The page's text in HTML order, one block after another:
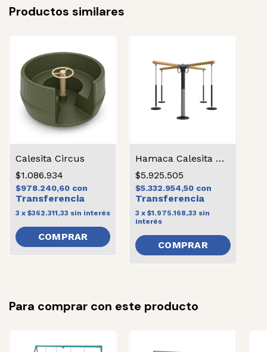
Productos similares
Calesita Circus
$1.086.934
$978.240,60 con
3 x $362.311,33 sin interés
COMPRAR
Hamaca Calesita 4 asientos
$5.925.505
$5.332.954,50 con
3 x$1.975.168,33 sin
interés
Para comprar con este producto